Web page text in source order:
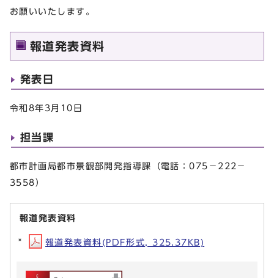
お願いいたします。
報道発表資料
発表日
令和8年3月10日
担当課
都市計画局都市景観部開発指導課（電話：075－222－
3558）
報道発表資料
報道発表資料(PDF形式, 325.37KB)